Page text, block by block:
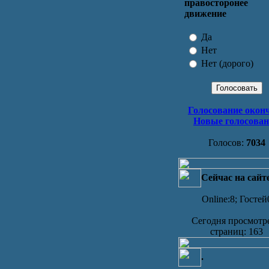
правосторонее
движение
Да
Нет
Нет (дорого)
Голосование
Новые
Голосов: 7034
Сейчас на
Online:8;
Сегодня
страниц: 163
.